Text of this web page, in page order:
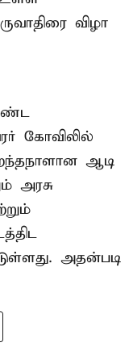
விழா
கோவிலில்
ஆடி
அரசு
அதன்படி